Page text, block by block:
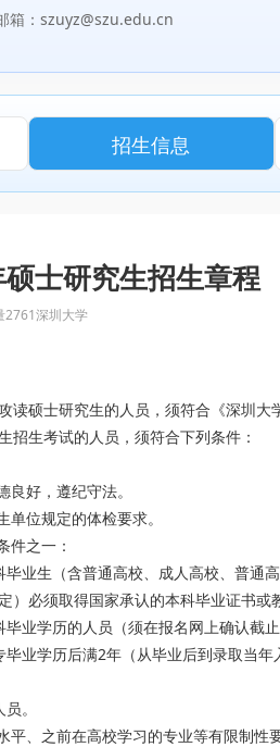
箱：szuyz@szu.edu.cn
招生信息
士研究生招生章程
2761深圳大学
读硕士研究生的人员，须符合《深圳
招生考试的人员，须符合下列条件：
好，遵纪守法。
位规定的体检要求。
件之一：
毕业生（含普通高校、成人高校、普
）必须取得国家承认的本科毕业证书
毕业学历的人员（须在报名网上确认截
毕业学历后满2年（从毕业后到录取当
。
平、之前在高校学习的专业等有限制